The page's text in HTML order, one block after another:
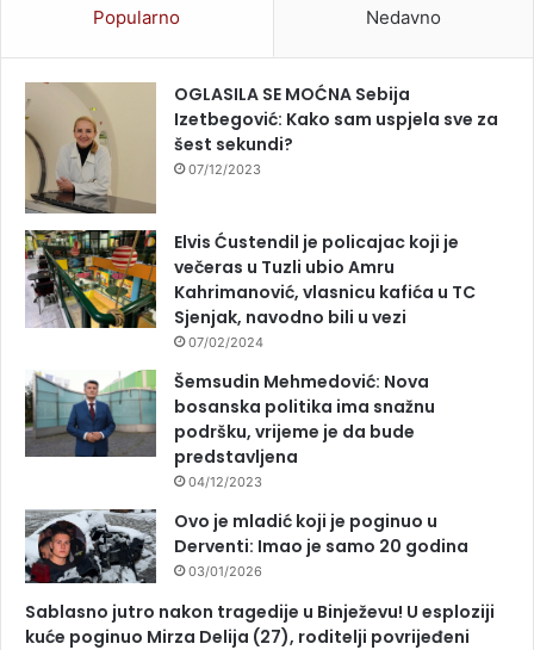
Popularno Nedavno
OGLASILA SE MOĆNA Sebija
Izetbegović: Kako sam uspjela sve za
šest sekundi?
07/12/2023
Elvis Ćustendil je policajac koji je
večeras u Tuzli ubio Amru
Kahrimanović, vlasnicu kafića u TC
Sjenjak, navodno bili u vezi
07/02/2024
Šemsudin Mehmedović: Nova
bosanska politika ima snažnu
podršku, vrijeme je da bude
predstavljena
04/12/2023
Ovo je mladić koji je poginuo u
Derventi: Imao je samo 20 godina
03/01/2026
Sablasno jutro nakon tragedije u Binježevu! U esploziji
kuće poginuo Mirza Delija (27), roditelji povrijeđeni